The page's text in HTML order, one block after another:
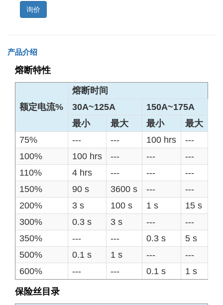
询价
产品介绍
熔断特性
额定电流%
熔断时间
30A~125A
150A~175A
最小
最大 最小
最大
75%
--- --- 100 hrs
---
100%
100 hrs --- ---
---
110%
4 hrs --- ---
---
150%
90 s 3600 s ---
---
200%
3 s 100 s 1 s
15 s
300%
0.3 s 3 s ---
---
350%
--- --- 0.3 s
5 s
500%
0.1 s 1 s ---
---
600%
--- --- 0.1 s 1 s
保险丝目录